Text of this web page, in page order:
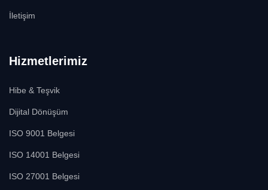
İletişim
Hizmetlerimiz
Hibe & Teşvik
Dijital Dönüşüm
ISO 9001 Belgesi
ISO 14001 Belgesi
ISO 27001 Belgesi